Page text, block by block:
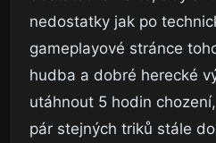
nedostatky jak po
gameplayové stránce
hudba a dobré herecké
utáhnout 5 hodin
pár stejných triků stále